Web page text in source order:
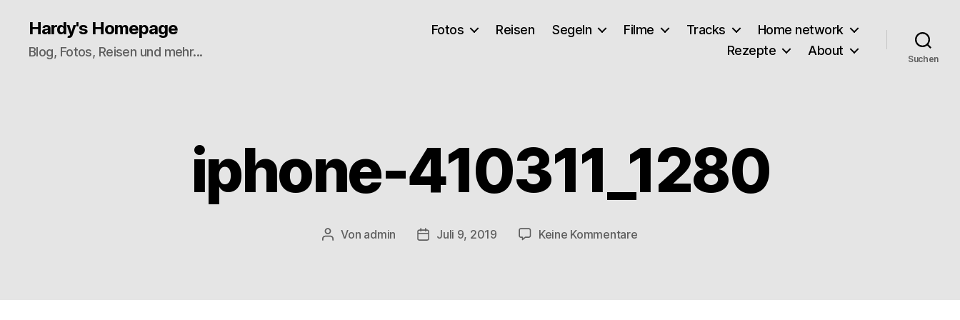
Hardy's Homepage
Blog, Fotos, Reisen und mehr...
Fotos Reisen Segeln Filme Tracks
Home network
Rezepte
About
Suchen
iphone-410311_1280
Beitragsautor
Von admin Veröffentlichungsdatum
Juli 9, 2019 Keine Kommentarezu